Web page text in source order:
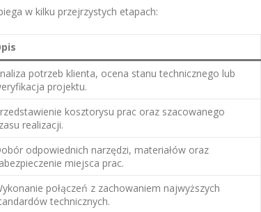
w kilku przejrzystych etapach:
potrzeb klienta, ocena stanu technicznego lub
projektu.
kosztorysu prac oraz szacowanego
realizacji.
odpowiednich narzędzi, materiałów oraz
miejsca prac.
połączeń z zachowaniem najwyższych
technicznych.